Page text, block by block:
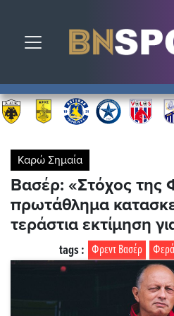
Toggle navigation
Καρώ Σημαία
Βασέρ: «Στόχος της
πρωτάθλημα
τεράστια εκτίμηση
Φρεντ Βασέρ
tags :